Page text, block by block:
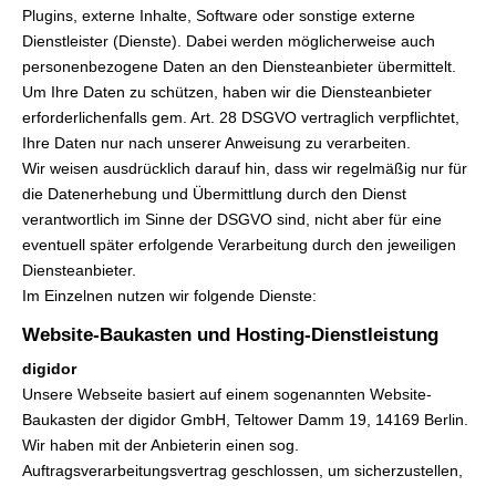
Plugins, externe Inhalte, Software oder sonstige externe
Dienstleister (Dienste). Dabei werden möglicherweise auch
personenbezogene Daten an den Diensteanbieter übermittelt.
Um Ihre Daten zu schützen, haben wir die Diensteanbieter
erforderlichenfalls gem. Art. 28 DSGVO vertraglich verpflichtet,
Ihre Daten nur nach unserer Anweisung zu verarbeiten.
Wir weisen ausdrücklich darauf hin, dass wir regelmäßig nur für
die Datenerhebung und Übermittlung durch den Dienst
verantwortlich im Sinne der DSGVO sind, nicht aber für eine
eventuell später erfolgende Verarbeitung durch den jeweiligen
Diensteanbieter.
Im Einzelnen nutzen wir folgende Dienste:
Website-Baukasten und Hosting-Dienstleistung
digidor
Unsere Webseite basiert auf einem sogenannten Website-
Baukasten der digidor GmbH, Teltower Damm 19, 14169 Berlin.
Wir haben mit der Anbieterin einen sog.
Auftragsverarbeitungsvertrag geschlossen, um sicherzustellen,